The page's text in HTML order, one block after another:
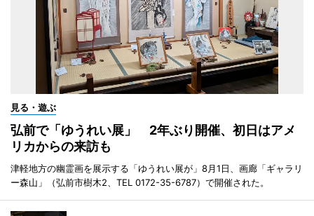
見る・遊ぶ
弘前で「ゆうれい展」 2年ぶり開催、初日はアメ
リカからの来訪も
津軽地方の幽霊画を展示する「ゆうれい展が」8月1日、画廊「ギャラリ
ー森山」（弘前市樹木2、TEL 0172-35-6787）で開催された。